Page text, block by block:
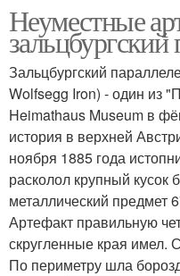
Неуместные
зальцбургский
Зальцбургский
Wolfsegg Iron) - один из
Heimathaus Museum в
история в верхней
ноября 1885 года
расколол крупный кусок
металлический предмет
Артефакт правильную
скругленные края имел.
По периметру шла